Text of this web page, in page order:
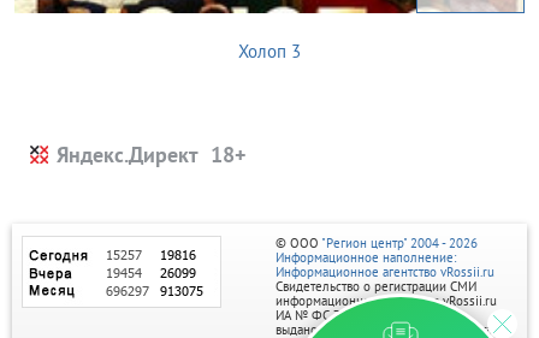
Холоп 3
Яндекс.Директ
© ООО "Регион центр" 2004 - 2026
Информационное наполнение:
Информационное агентство vRossii.ru
Свидетельство о регистрации СМИ
информационного агентства vRossii.ru
ИА № ФС 77‑35502
выдано РОСКОМНАДЗОРом 04 марта